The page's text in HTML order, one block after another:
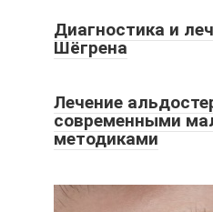
Диагностика и
Шёгрена
Лечение
современными
методиками